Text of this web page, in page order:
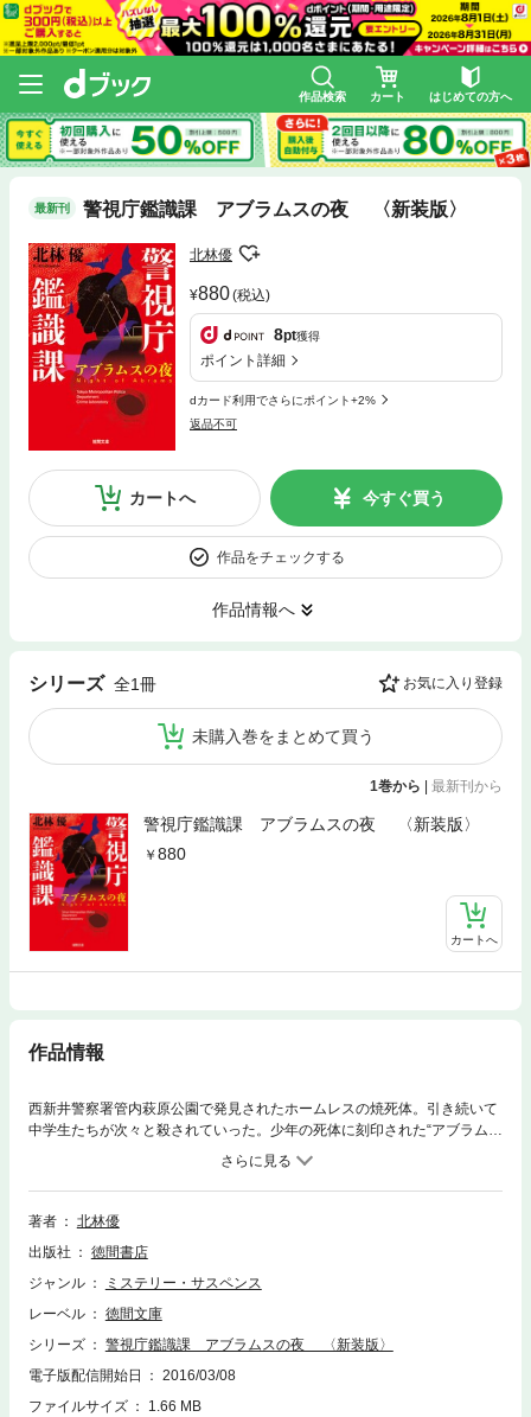
作品検索 カート はじめての方へ
最新刊 警視庁鑑識課 アブラムスの夜 〈新装版〉
北林優
880(税込)
8pt獲得
ポイント詳細
dカード利用でさらにポイント+2%
返品不可
カートへ 今すぐ買う
作品をチェックする
作品情報へ
シリーズ 全1冊 お気に入り登録
未購入巻をまとめて買う
1巻から | 最新刊から
警視庁鑑識課 アブラムスの夜 〈新装版〉
880
カートへ
作品情報
西新井警察署管内萩原公園で発見されたホームレスの焼死体。引き続いて
中学生たちが次々と殺されていった。少年の死体に刻印された“アブラム
ス”の文字。それは、蝙蝠を意味している……。女性鑑識官松原唯をヒロイ
ンとする本格警察小説。08年に惜しくも逝去した著者によるシリーズ第一
作。
著者
北林優
出版社
徳間書店
ジャンル
ミステリー・サスペンス
レーベル
徳間文庫
シリーズ
警視庁鑑識課 アブラムスの夜 〈新装版〉
電子版配信開始日
2016/03/08
ファイルサイズ
1.66 MB